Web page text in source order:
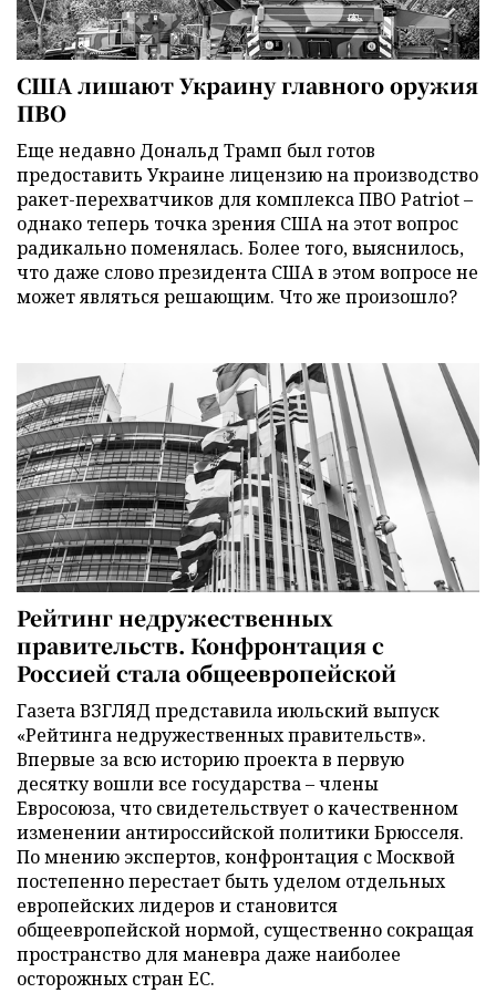
США лишают Украину главного оружия
ПВО
Еще недавно Дональд Трамп был готов
предоставить Украине лицензию на производство
ракет-перехватчиков для комплекса ПВО Patriot –
однако теперь точка зрения США на этот вопрос
радикально поменялась. Более того, выяснилось,
что даже слово президента США в этом вопросе не
может являться решающим. Что же произошло?
Рейтинг недружественных
правительств. Конфронтация с
Россией стала общеевропейской
Газета ВЗГЛЯД представила июльский выпуск
«Рейтинга недружественных правительств».
Впервые за всю историю проекта в первую
десятку вошли все государства – члены
Евросоюза, что свидетельствует о качественном
изменении антироссийской политики Брюсселя.
По мнению экспертов, конфронтация с Москвой
постепенно перестает быть уделом отдельных
европейских лидеров и становится
общеевропейской нормой, существенно сокращая
пространство для маневра даже наиболее
осторожных стран ЕС.